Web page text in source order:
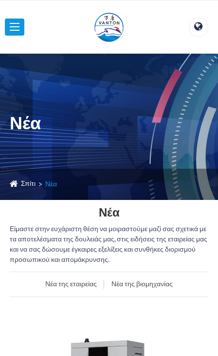
Νέα
Σπίτι Νέα
Νέα
Είμαστε στην ευχάριστη θέση να μοιραστούμε μαζί σας σχετικά με
τα αποτελέσματα της δουλειάς μας, στις ειδήσεις της εταιρείας μας
και να σας δώσουμε έγκαιρες εξελίξεις και συνθήκες διορισμού
προσωπικού και απομάκρυνσης.
Νέα της εταιρείας Νέα της βιομηχανίας